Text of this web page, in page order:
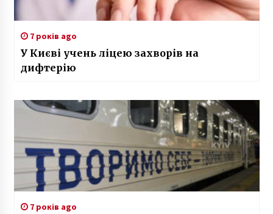
7 років ago
У Києві учень ліцею захворів на
дифтерію
7 років ago